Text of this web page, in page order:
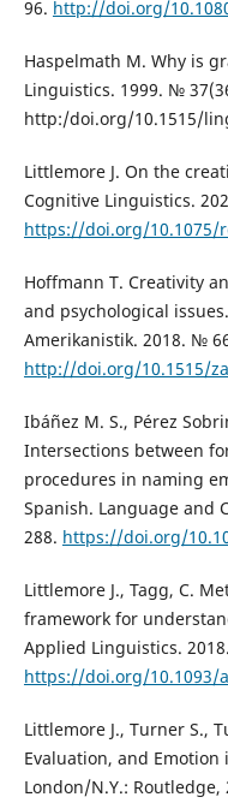
96. http://doi.org/
Haspelmath M. Why is
Linguistics. 1999. №
http:/doi.org/10.1515/
Littlemore J. On the
Cognitive Linguistics.
https://doi.org/10.1075/
Hoffmann T. Creativity
and psychological
Amerikanistik. 2018. №
http://doi.org/10.1515/
Ibáñez M. S., Pérez
Intersections between
procedures in naming
Spanish. Language and
288. https://doi.org/
Littlemore J., Tagg, C.
framework for
Applied Linguistics.
https://doi.org/10.1093/
Littlemore J., Turner S.,
Evaluation, and Emotion
London/N.Y.: Routledge,